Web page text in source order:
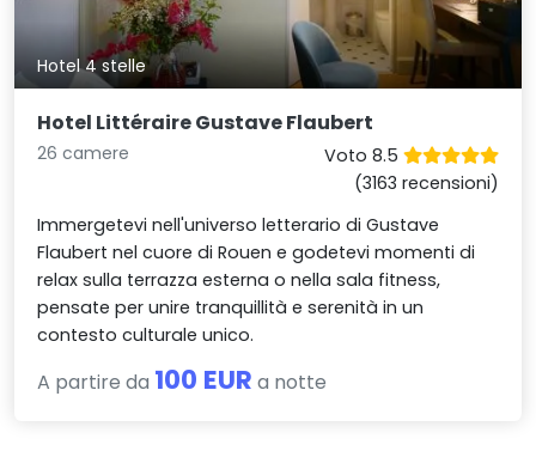
Hotel 4 stelle
Hotel Littéraire Gustave Flaubert
26 camere
Voto 8.5
(3163 recensioni)
Immergetevi nell'universo letterario di Gustave
Flaubert nel cuore di Rouen e godetevi momenti di
relax sulla terrazza esterna o nella sala fitness,
pensate per unire tranquillità e serenità in un
contesto culturale unico.
A partire da 100 EUR a notte